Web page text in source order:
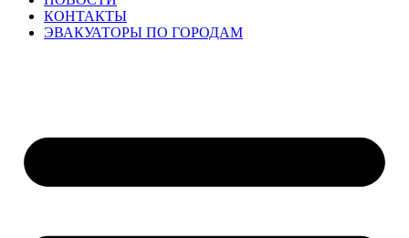
КОНТАКТЫ
ЭВАКУАТОРЫ ПО ГОРОДАМ